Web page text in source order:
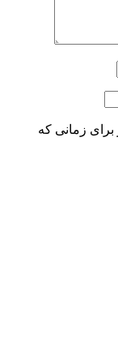
زمانی که